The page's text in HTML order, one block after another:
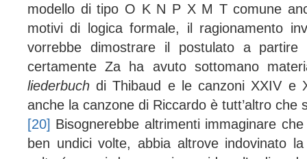
modello di tipo O K N P X M T comune
motivi di logica formale, il ragionamento
vorrebbe dimostrare il postulato a partire
certamente Za ha avuto sottomano
liederbuchdi Thibaud e le canzoni XXIV e
anche la canzone di Riccardo è tutt’altro che
[20] Bisognerebbe altrimenti immaginare
ben undici volte, abbia altrove indovinato